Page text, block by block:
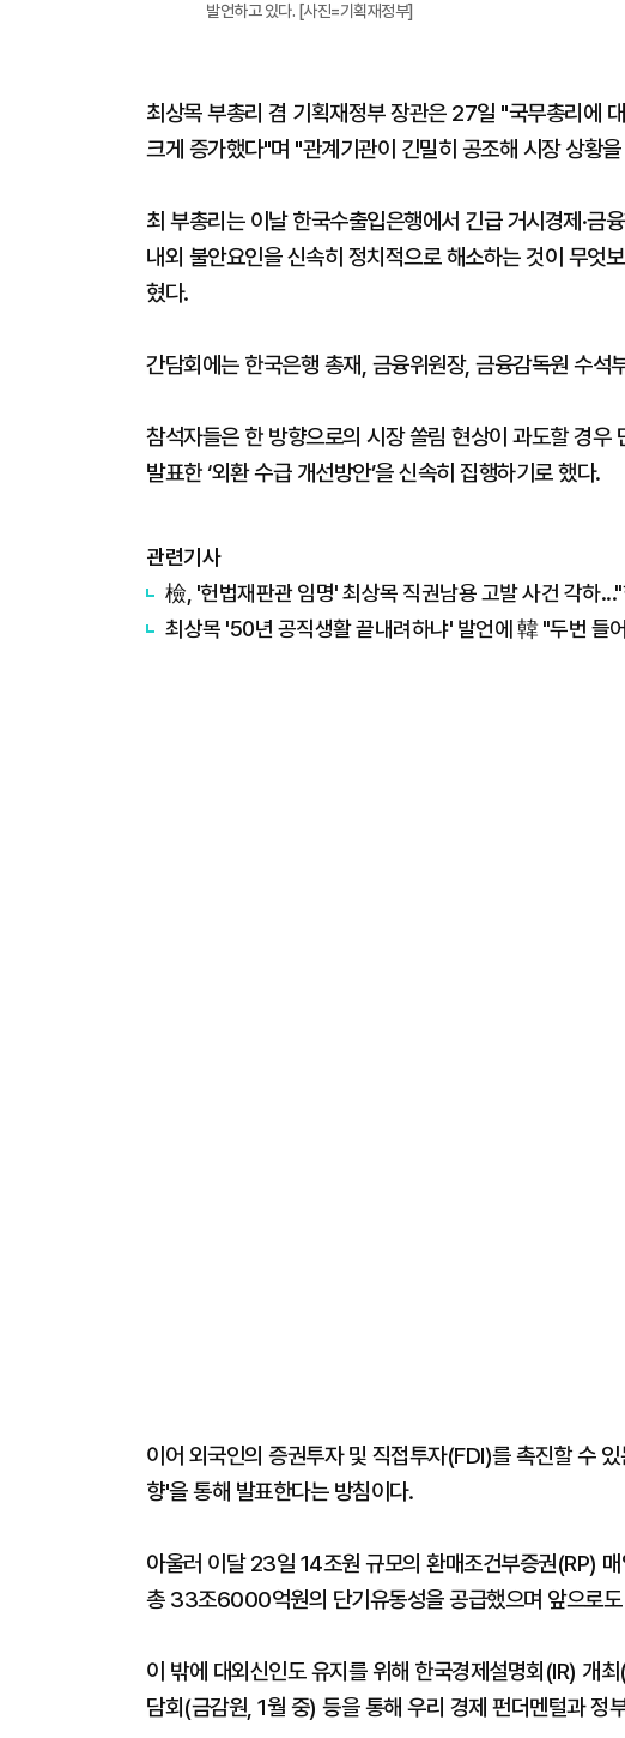
발언하고 있다. [사진=기획재정부]
최상목 부총리 겸 기획재정부 장관은 27일 "국무총리에
크게 증가했다"며 "관계기관이 긴밀히 공조해 시장 상황
최 부총리는 이날 한국수출입은행에서 긴급 거시경제·금
내외 불안요인을 신속히 정치적으로 해소하는 것이 무엇
혔다.
간담회에는 한국은행 총재, 금융위원장, 금융감독원 수석
참석자들은 한 방향으로의 시장 쏠림 현상이 과도할 경
발표한 ‘외환 수급 개선방안’을 신속히 집행하기로 했다.
관련기사
檢, '헌법재판관 임명' 최상목 직권남용 고발 사건 각하
최상목 '50년 공직생활 끝내려하냐' 발언에 韓 "두번 들
이어 외국인의 증권투자 및 직접투자(FDI)를 촉진할 수
향'을 통해 발표한다는 방침이다.
아울러 이달 23일 14조원 규모의 환매조건부증권(RP)
총 33조6000억원의 단기유동성을 공급했으며 앞으로
이 밖에 대외신인도 유지를 위해 한국경제설명회(IR) 개
담회(금감원, 1월 중) 등을 통해 우리 경제 펀더멘털과 정